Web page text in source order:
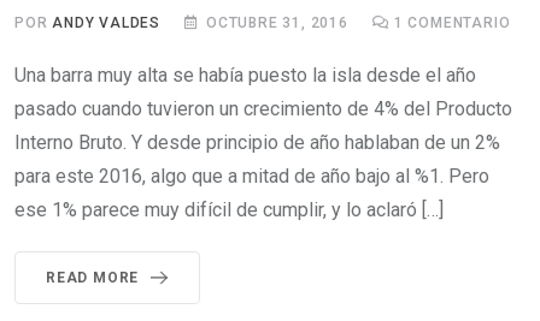
PORANDY VALDES OCTUBRE 31, 2016 1 COMENTARIO
Una barra muy alta se había puesto la isla desde el año
pasado cuando tuvieron un crecimiento de 4% del Producto
Interno Bruto. Y desde principio de año hablaban de un 2%
para este 2016, algo que a mitad de año bajo al %1. Pero
ese 1% parece muy difícil de cumplir, y lo aclaró […]
READ MORE